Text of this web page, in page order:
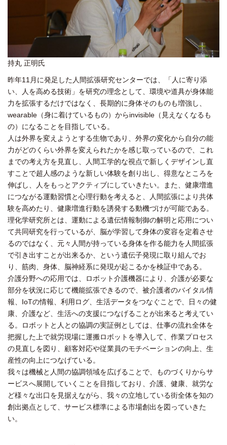
持丸 正明氏
昨年11月に発足した人間拡張研究センターでは、「人に寄り添
い、人を高める技術」を研究の理念として、環境や道具が身体能
力を拡張するだけではなく、長期的に身体そのものも増強し、
wearable（身に着けているもの）からinvisible（見えなくなるも
の）になることを目指している。
人は外界を変えようとする生物であり、外界の変化から自分の能
力がどのくらい外界を変えられたかを感じ取っているので、これ
までの考え方を見直し、人間工学的な視点で新しくデザインし直
すことで超人感のような新しい体験を創り出し、得意なところを
伸ばし、人をもっとアクティブにしていきたい。また、健康増進
につながる運動習慣と心理行動を考えると、人間拡張により共体
験を高めたり、健康増進行動を誘発する動機づけが可能である。
理化学研究所とは、運動による遺伝情報制御の解明と応用につい
て共同研究を行っているが、脳が学習して身体の変容を定着させ
るのではなく、元々人間が持っている身体を作る能力を人間拡張
で引き出すことが出来るか、という遺伝子発現に取り組んでお
り、筋肉、身体、脳神経系に発現が起こるかを検証中である。
介護分野への応用では、ロボット介護機器により、介護が必要な
部分を状況に応じて機能拡張できるので、被介護者のバイタル情
報、IoTの情報、利用ログ、生活データをつなぐことで、日々の健
康、介護など、生活への支援につなげることが出来ると考えてい
る。ロボットと人との協調の実証例としては、仕事の流れ全体を
把握した上で就労現場に運搬ロボットを導入して、作業プロセス
の見直しを図り、顧客対応や従業員のモチベーションの向上、生
産性の向上につなげている。
我々は機械と人間の協調領域を広げることで、ものづくりからサ
ービスへ展開していくことを目指しており、介護、健康、就労な
ど様々な出口を見据えながら、我々の立地している街全体を知の
創出拠点として、サービス標準による市場創出を図っていきた
い。